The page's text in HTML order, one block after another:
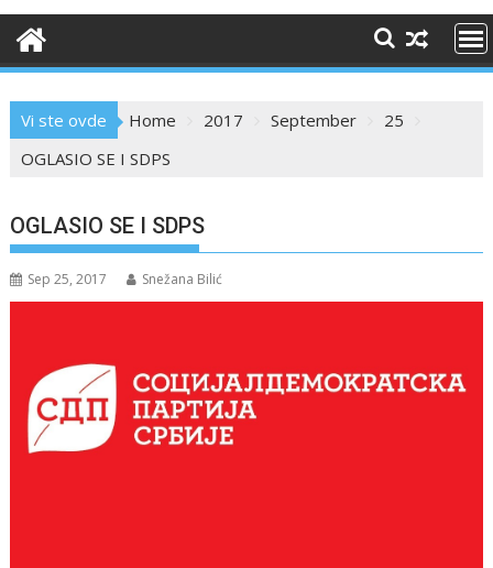
Vi ste ovde Home 2017 September
25
OGLASIO SE I SDPS
OGLASIO SE I SDPS
Sep 25, 2017 Snežana Bilić